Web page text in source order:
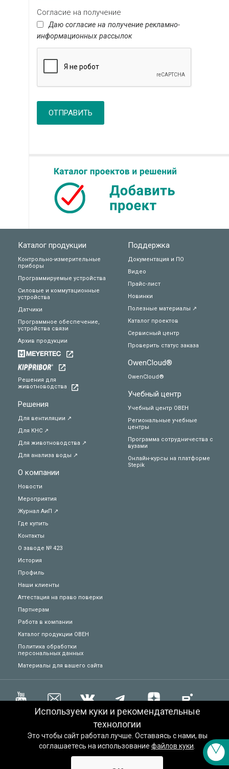
Согласие на получение
Даю согласие на получение рекламно-
информационных рассылок
ОТПРАВИТЬ
Каталог продукции
Контрольно-измерительные
приборы
Программируемые устройства
Силовые и коммутационные
устройства
Датчики
Программное обеспечение,
устройства связи
Архив продукции
Решения для
животноводства
Решения
Для вентиляции ↗
Для КНС ↗
Для животноводства ↗
Для анализа воды ↗
О компании
Новости
Мероприятия
Журнал АиП ↗
Где купить
Контакты
О заводе № 423
История
Профиль
Наши клиенты
Аттестация на право поверки
Партнерам
Работа в компании
Каталог продукции ОВЕН
Политика обработки
персональных данных
Материалы для вашего сайта
Поддержка
Документация и ПО
Видео
Прайс-лист
Новинки
Полезные материалы ↗
Каталог проектов
Сервисный центр
Проверить статус заказа
OwenCloud®
OwenCloud®
Учебный центр
Учебный центр ОВЕН
Региональные учебные
центры
Программа сотрудничества с
вузами
Онлайн-курсы на платформе
Stepik
Используем куки и рекомендательные
технологии
Это чтобы сайт работал лучше. Оставаясь с нами, вы
соглашаетесь на использование файлов куки
Сказать спасибо
Другое